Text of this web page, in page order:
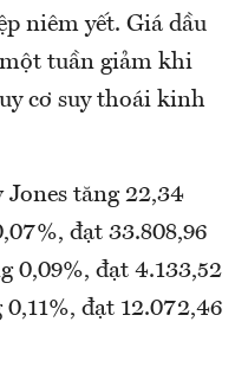
niêm yết. Giá dầu
tuần giảm khi
cơ suy thoái kinh
tăng 22,34
đạt 33.808,96
0,09%, đạt 4.133,52
đạt 12.072,46